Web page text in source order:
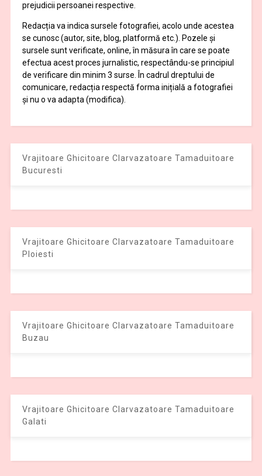
prejudicii persoanei respective.
Redacția va indica sursele fotografiei, acolo unde acestea
se cunosc (autor, site, blog, platformă etc.). Pozele și
sursele sunt verificate, online, în măsura în care se poate
efectua acest proces jurnalistic, respectându-se principiul
de verificare din minim 3 surse. În cadrul dreptului de
comunicare, redacția respectă forma inițială a fotografiei
și nu o va adapta (modifica).
Vrajitoare Ghicitoare Clarvazatoare Tamaduitoare
Bucuresti
Vrajitoare Ghicitoare Clarvazatoare Tamaduitoare
Ploiesti
Vrajitoare Ghicitoare Clarvazatoare Tamaduitoare
Buzau
Vrajitoare Ghicitoare Clarvazatoare Tamaduitoare
Galati